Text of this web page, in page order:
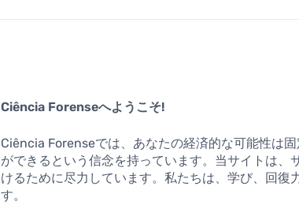
Ciência Forenseへようこそ!
Ciência Forenseでは、あなたの経済的な可能性は
ができるという信念を持っています。当サイトは
けるために尽力しています。私たちは、学び、回復
す。